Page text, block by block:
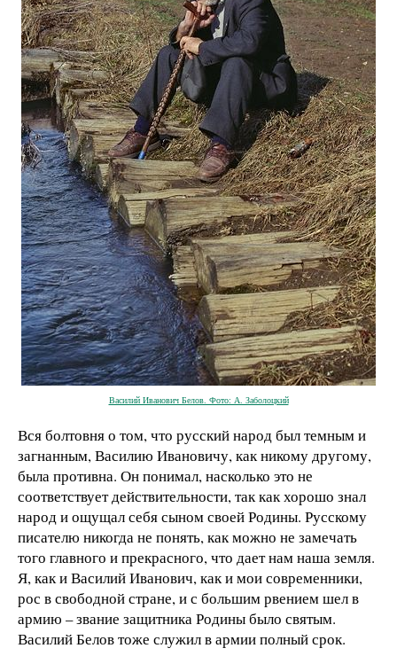
Василий Иванович Белов. Фото: А. Заболоцкий
Вся болтовня о том, что русский народ был темным и
загнанным, Василию Ивановичу, как никому другому,
была противна. Он понимал, насколько это не
соответствует действительности, так как хорошо знал
народ и ощущал себя сыном своей Родины. Русскому
писателю никогда не понять, как можно не замечать
того главного и прекрасного, что дает нам наша земля.
Я, как и Василий Иванович, как и мои современники,
рос в свободной стране, и с большим рвением шел в
армию – звание защитника Родины было святым.
Василий Белов тоже служил в армии полный срок.